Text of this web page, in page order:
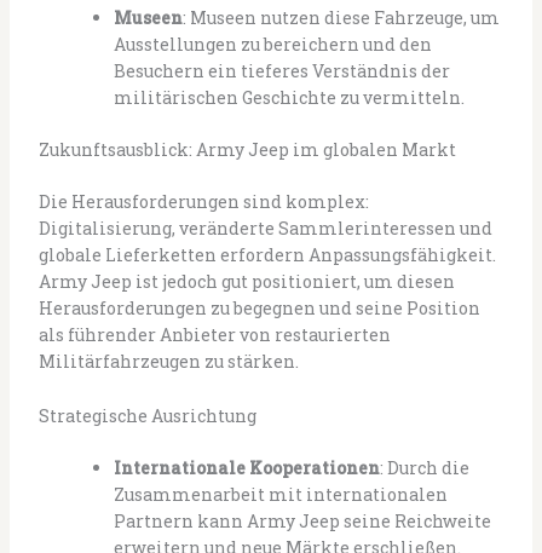
Museen: Museen nutzen diese Fahrzeuge, um
Ausstellungen zu bereichern und den
Besuchern ein tieferes Verständnis der
militärischen Geschichte zu vermitteln.
Zukunftsausblick: Army Jeep im globalen Markt
Die Herausforderungen sind komplex:
Digitalisierung, veränderte Sammlerinteressen und
globale Lieferketten erfordern Anpassungsfähigkeit.
Army Jeep ist jedoch gut positioniert, um diesen
Herausforderungen zu begegnen und seine Position
als führender Anbieter von restaurierten
Militärfahrzeugen zu stärken.
Strategische Ausrichtung
Internationale Kooperationen: Durch die
Zusammenarbeit mit internationalen
Partnern kann Army Jeep seine Reichweite
erweitern und neue Märkte erschließen.